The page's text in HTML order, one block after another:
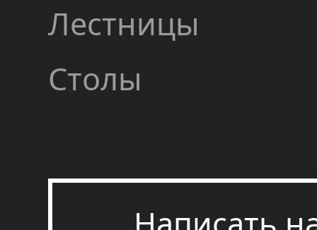
Лестницы
Столы